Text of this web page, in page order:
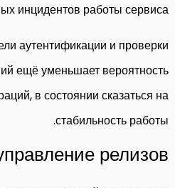
инцидентов работы сервиса.
аутентификации и проверки
ещё уменьшает вероятность
в состоянии сказаться на
стабильность работы.
релизов